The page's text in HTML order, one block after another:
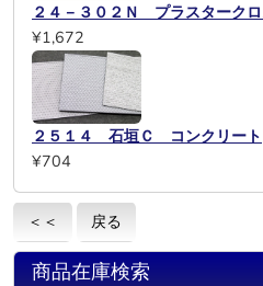
２４－３０２Ｎ プラスターク
¥1,672
２５１４ 石垣Ｃ コンクリート
¥704
＜＜ 戻る
商品在庫検索